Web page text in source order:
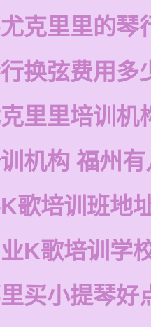
克里里的琴
换弦费用多
里里培训机
机构 福州
歌培训班地
K歌培训学
买小提琴好